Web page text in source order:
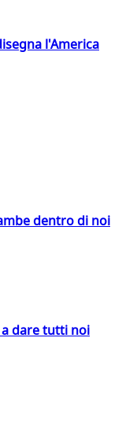
l'America
dentro di noi
dare tutti noi